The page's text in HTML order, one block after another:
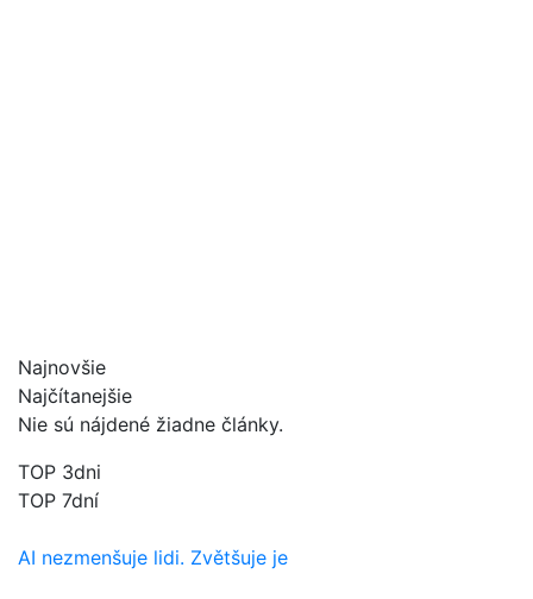
Najnovšie
Najčítanejšie
Nie sú nájdené žiadne články.
TOP 3dni
TOP 7dní
AI nezmenšuje lidi. Zvětšuje je